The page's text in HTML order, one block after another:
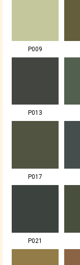
P009
P013
P017
P021